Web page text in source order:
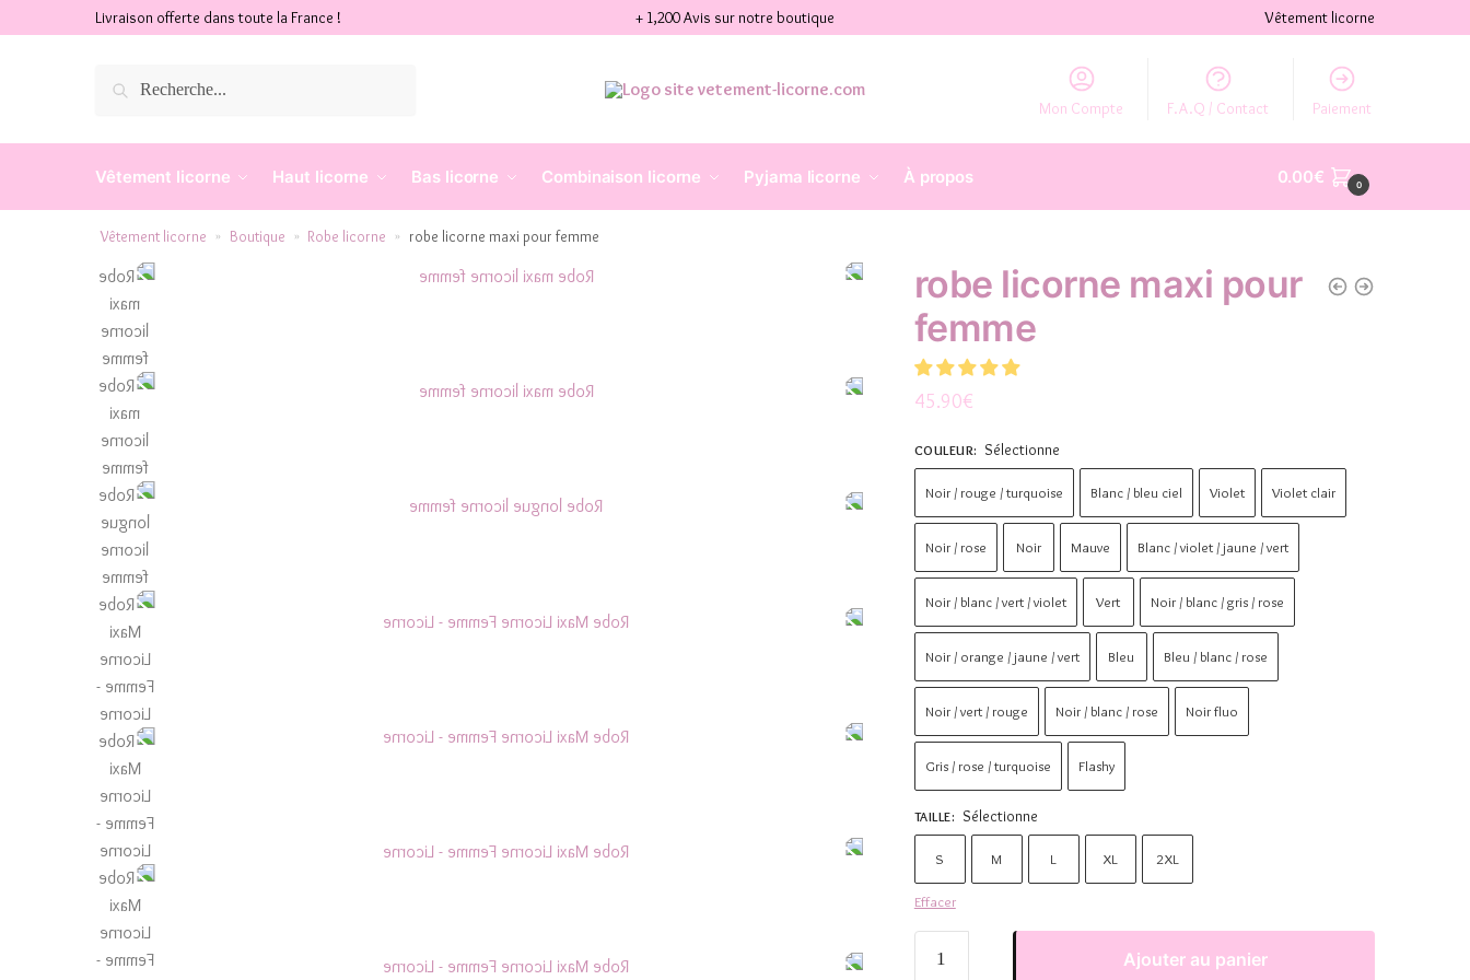
Livraison offerte dans toute la France ! + 1,200 Avis sur notre boutique Vêtement licorne
Recherche Mon Compte F.A.Q / Contact Paiement
Vêtement licorne Haut licorne Bas licorne Combinaison licorne Pyjama licorne À propos 0.00€ 0
Vêtement licorne » Boutique » Robe licorne » robe licorne maxi pour femme
robe licorne maxi pour
femme
45.90€
COULEUR: Sélectionne
Noir / rouge / turquoise Blanc / bleu ciel Violet Violet clair
Noir / rose Noir Mauve Blanc / violet / jaune / vert
Noir / blanc / vert / violet Vert Noir / blanc / gris / rose
Noir / orange / jaune / vert Bleu Bleu / blanc / rose
Noir / vert / rouge Noir / blanc / rose Noir fluo
Gris / rose / turquoise Flashy
TAILLE: Sélectionne
S M L XL 2XL
Effacer
Ajouter au panier